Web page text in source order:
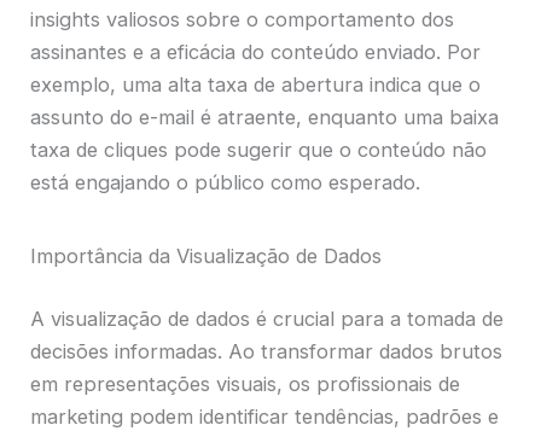
insights valiosos sobre o comportamento dos
assinantes e a eficácia do conteúdo enviado. Por
exemplo, uma alta taxa de abertura indica que o
assunto do e-mail é atraente, enquanto uma baixa
taxa de cliques pode sugerir que o conteúdo não
está engajando o público como esperado.
Importância da Visualização de Dados
A visualização de dados é crucial para a tomada de
decisões informadas. Ao transformar dados brutos
em representações visuais, os profissionais de
marketing podem identificar tendências, padrões e